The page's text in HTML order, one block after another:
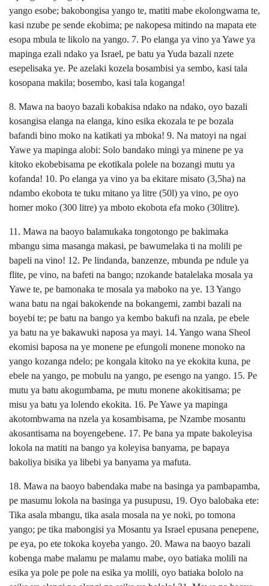
yango esobe; bakobongisa yango te, matiti mabe ekolongwama te,
kasi nzube pe sende ekobima; pe nakopesa mitindo na mapata ete
esopa mbula te likolo na yango. 7. Po elanga ya vino ya Yawe ya
mapinga ezali ndako ya Israel, pe batu ya Yuda bazali nzete
esepelisaka ye. Pe azelaki kozela bosambisi ya sembo, kasi tala
kosopana makila; bosembo, kasi tala koganga!
8. Mawa na baoyo bazali kobakisa ndako na ndako, oyo bazali
kosangisa elanga na elanga, kino esika ekozala te pe bozala
bafandi bino moko na katikati ya mboka! 9. Na matoyi na ngai
Yawe ya mapinga alobi: Solo bandako mingi ya minene pe ya
kitoko ekobebisama pe ekotikala polele na bozangi mutu ya
kofanda! 10. Po elanga ya vino ya ba ekitare misato (3,5ha) na
ndambo ekobota te tuku mitano ya litre (50l) ya vino, pe oyo
homer moko (300 litre) ya mboto ekobota efa moko (30litre).
11. Mawa na baoyo balamukaka tongotongo pe bakimaka
mbangu sima masanga makasi, pe bawumelaka ti na molili pe
bapeli na vino! 12. Pe lindanda, banzenze, mbunda pe ndule ya
flite, pe vino, na bafeti na bango; nzokande batalelaka mosala ya
Yawe te, pe bamonaka te mosala ya maboko na ye. 13 Yango
wana batu na ngai bakokende na bokangemi, zambi bazali na
boyebi te; pe batu na bango ya kembo bakufi na nzala, pe ebele
ya batu na ye bakawuki naposa ya mayi. 14. Yango wana Sheol
ekomisi baposa na ye monene pe efungoli monene monoko na
yango kozanga ndelo; pe kongala kitoko na ye ekokita kuna, pe
ebele na yango, pe mobulu na yango, pe esengo na yango. 15. Pe
mutu ya batu akogumbama, pe mutu monene akokitisama; pe
misu ya batu ya lolendo ekokita. 16. Pe Yawe ya mapinga
akotombwama na nzela ya kosambisama, pe Nzambe mosantu
akosantisama na boyengebene. 17. Pe bana ya mpate bakoleyisa
lokola na matiti na bango ya koleyisa banyama, pe bapaya
bakoliya bisika ya libebi ya banyama ya mafuta.
18. Mawa na baoyo babendaka mabe na basinga ya pambapamba,
pe masumu lokola na basinga ya pusupusu, 19. Oyo balobaka ete:
Tika asala mbangu, tika asala mosala na ye noki, po tomona
yango; pe tika mabongisi ya Mosantu ya Israel epusana penepene,
pe eya, po ete tokoka koyeba yango. 20. Mawa na baoyo bazali
kobenga mabe malamu pe malamu mabe, oyo batiaka molili na
esika ya pole pe pole na esika ya molili, oyo batiaka bololo na